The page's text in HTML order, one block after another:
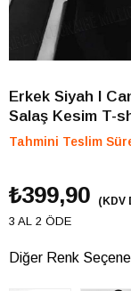
Erkek Siyah I
Salaş Kesim T-
Tahmini Teslim
₺399,90 (KDV
3 AL 2 ÖDE
Diğer Renk